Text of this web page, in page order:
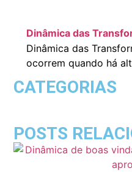
Dinâmica das
Dinâmica das
ocorrem quando há
CATEGORIAS
POSTS